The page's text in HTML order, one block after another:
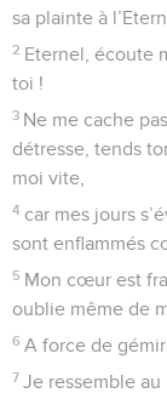
sa plainte à
2 Eternel, écoute
toi !
3 Ne me cache
détresse, tends
moi vite,
4 car mes jours
sont enflammés
5 Mon cœur est
oublie même de
6 A force de
7 Je ressemble